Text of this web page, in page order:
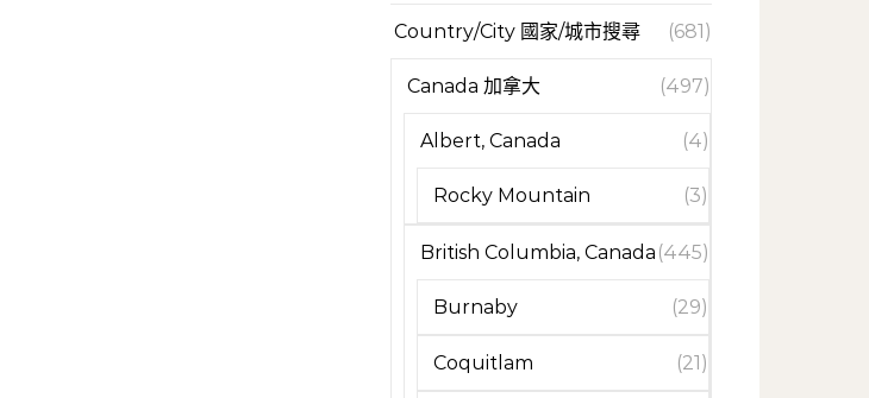
Country/City 國家/城市搜尋 (681)
Canada 加拿大 (497)
Albert, Canada (4)
Rocky Mountain (3)
British Columbia, Canada (445)
Burnaby (29)
Coquitlam (21)